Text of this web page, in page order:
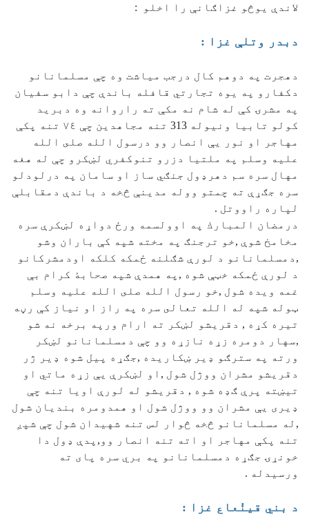
لاندې يوڅو غزاګانې را اخلو :
دبدر وتلې غزا :
دهجرت په دوهم كال درجب مياشت وه چې مسلمانانو
دكفارو په يوه تجارتي قافله باندې چې دابو سفيان
په مشرۍ كې له شام نه مكې ته راروانه وه دبريد
كولو تابيا ونيوله 313 تنه مجاهدين چې ٧٤ تنه پكې
مهاجر او نور يې انصار وو درسول الله صلى الله
عليه وسلم په ملتيا دزرو تنوكفري لښكرو چې له هغه
مهال سره سم دهرډول جنګي ساز او سامان په درلودلو
سره جګړې ته چمتو ووله مدينې څخه د باندې دمقابلې
لپاره راووتل .
درمضان المبارك په اوولسمه ورځ دواړه لښكرې سره
مخامخ شوې ,خو ترجنګ په مخته شپه كې باران وشو
,دمسلمانانو د لورې شګلنه ځمكه كلكه اودمشركانو
د لورې ځمكه خټې شوه ,په همدې شپه صحابۀ كرام بې
غمه ويده شول ,خو رسول الله صلى الله عليه وسلم
ټوله شپه له الله تعالى سره په راز او نياز كې رڼه
تيره كړه , دقريشو لښكر ته ارام ورپه برخه نه شو
,سهار دومره زړه نازړه وو چې دمسلمانانو لښكر
ورته په سترګو ډير ښكاريده ,جګړه پيل شوه ډير ژر
دقريشو مشران ووژل شول ,او لښكرې يې زړه ماتي او
تيښته پرې ګډه شوه , دقريشو له لورې اويا تنه چې
ډيرى يې مشران وو ووژل شول او همدومره بنديان شول
,له مسلمانانو څخه څوار لس تنه شهيدان شول چې شپږ
تنه پكې مهاجر او اته تنه انصار وو,پدې ډول دا
خونړۍ جګړه دمسلمانانو په بري سره پای ته
ورسيدله .
د بني قينُعاع غزا :